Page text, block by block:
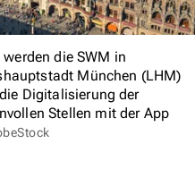
die SWM in
München (LHM)
Digitalisierung der
Stellen mit der App